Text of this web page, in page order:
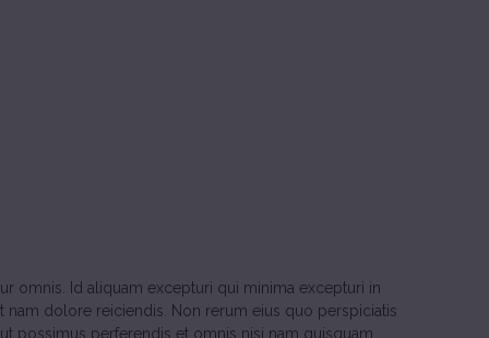
omnis. Id aliquam excepturi qui minima excepturi in
dolore reiciendis. Non rerum eius quo perspiciatis
possimus perferendis et omnis nisi nam quisquam